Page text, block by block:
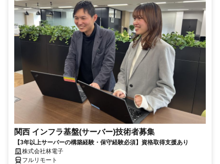
関西 インフラ基盤(サーバー)技術者募集
【3年以上サーバーの構築経験・保守経験必須】資格取得支援あり
株式会社林電子
フルリモート